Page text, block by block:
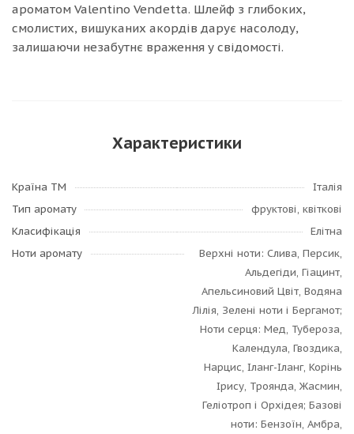
ароматом Valentino Vendetta. Шлейф з глибоких,
смолистих, вишуканих акордів дарує насолоду,
залишаючи незабутнє враження у свідомості.
Характеристики
Країна ТМ
Італія
Тип аромату
фруктові, квіткові
Класифікація
Елітна
Ноти аромату
Верхні ноти: Слива, Персик,
Альдегіди, Гіацинт,
Апельсиновий Цвіт, Водяна
Лілія, Зелені ноти і Бергамот;
Ноти серця: Мед, Тубероза,
Календула, Гвоздика,
Нарцис, Іланг-Іланг, Корінь
Ірису, Троянда, Жасмин,
Геліотроп і Орхідея; Базові
ноти: Бензоїн, Амбра,